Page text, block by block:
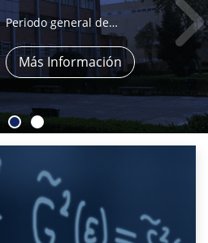
Periodo general de
automatrícula:
- del 9 al 31 de julio,
- y del 1 al 4 de septiembre
Más Información